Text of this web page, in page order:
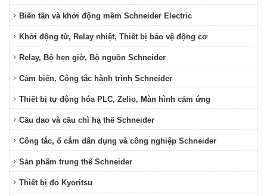
Biến tần và khởi động mềm Schneider Electric
Khởi động từ, Relay nhiệt, Thiết bị bảo vệ động cơ
Relay, Bộ hẹn giờ, Bộ nguồn Schneider
Cảm biến, Công tắc hành trình Schneider
Thiết bị tự động hóa PLC, Zelio, Màn hình cảm ứng
Cầu dao và cầu chì hạ thế Schneider
Công tắc, ổ cắm dân dụng và công nghiệp Schneider
Sản phẩm trung thế Schneider
Thiết bị đo Kyoritsu